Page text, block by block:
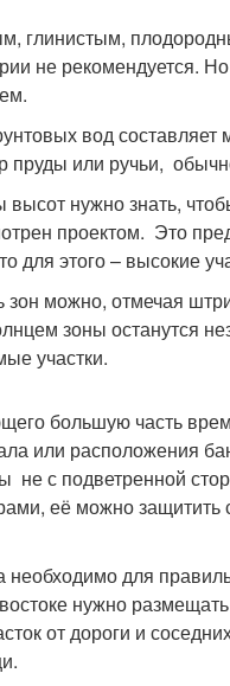
глинистым,
не рекомендуется.
вод
пруды или ручьи,
нужно знать,
проектом. Это
этого – высокие
можно, отмечая
зоны останутся
участки.
большую часть
или расположения
с подветренной
её можно
необходимо для
нужно
от дороги и